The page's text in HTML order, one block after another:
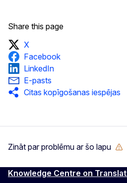
Share this page
X
Facebook
LinkedIn
E-pasts
Citas kopīgošanas iespējas
Zināt par problēmu ar šo lapu
Knowledge Centre on